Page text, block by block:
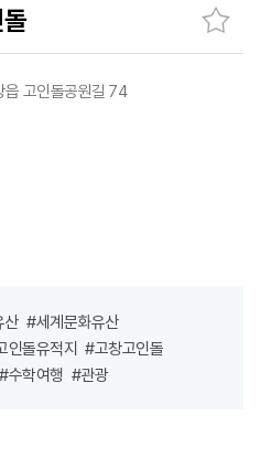
읍 고인돌공원길 74
산 #세계문화유산
인돌유적지 #고창고인돌
#수학여행 #관광